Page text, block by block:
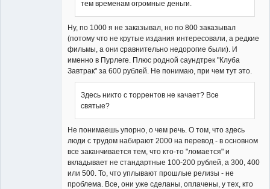
тем временам огромные деньги.
Ну, по 1000 я не заказывал, но по 800 заказывал
(потому что не крутые издания интересовали, а редкие
фильмы, а они сравнительно недорогие были). И
именно в Пурлеге. Плюс родной саундтрек "Клуба
Завтрак" за 600 рублей. Не понимаю, при чем тут это.
Здесь никто с торрентов не качает? Все
святые?
Не понимаешь упорно, о чем речь. О том, что здесь
люди с трудом набирают 2000 на перевод - в основном
все заканчивается тем, что кто-то "ломается" и
вкладывает не стандартные 100-200 рублей, а 300, 400
или 500. То, что уплывают прошлые релизы - не
проблема. Все, они уже сделаны, оплачены, у тех, кто